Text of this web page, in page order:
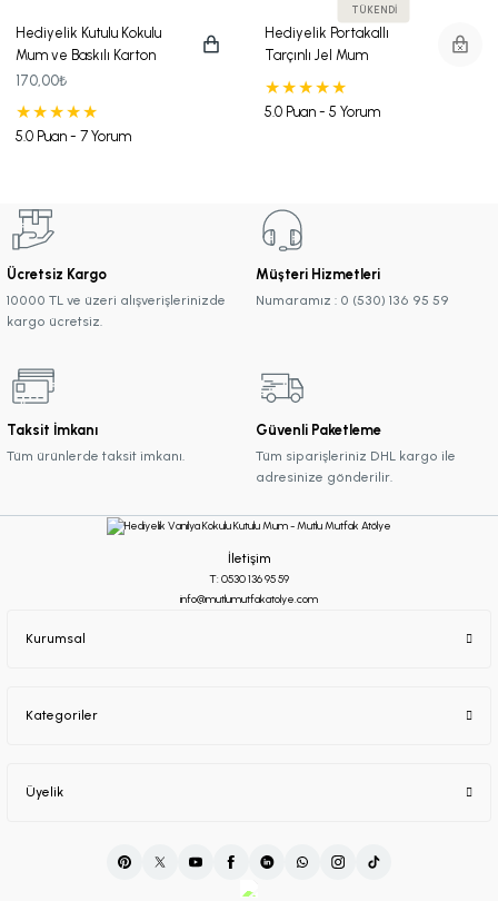
Hediyelik Kutulu Kokulu
Mum ve Baskılı Karton
Çanta Seti
170,00₺
5.0 Puan - 7 Yorum
TÜKENDİ
Hediyelik Portakallı
Tarçınlı Jel Mum
5.0 Puan - 5 Yorum
Ücretsiz Kargo
10000 TL ve üzeri alışverişlerinizde
kargo ücretsiz.
Müşteri Hizmetleri
Numaramız : 0 (530) 136 95 59
Taksit İmkanı
Tüm ürünlerde taksit imkanı.
Güvenli Paketleme
Tüm siparişleriniz DHL kargo ile
adresinize gönderilir.
İletişim
T: 0530 136 95 59
info@mutlumutfakatolye.com
Kurumsal
Kategoriler
Üyelik